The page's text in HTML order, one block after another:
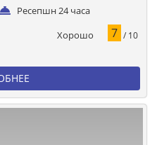
Ресепшн 24 часа
Хорошо 7 / 10